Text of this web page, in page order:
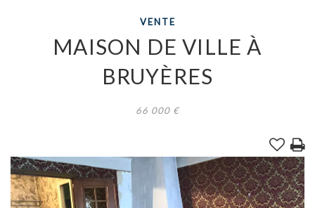
VENTE
MAISON DE VILLE À
BRUYÈRES
66 000 €